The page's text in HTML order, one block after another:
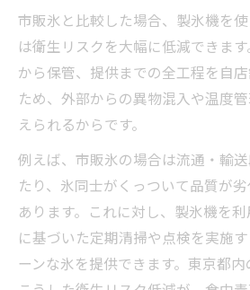
市販氷と比較した場合、製氷機を
は衛生リスクを大幅に低減できま
から保管、提供までの全工程を自
ため、外部からの異物混入や温度
えられるからです。
例えば、市販氷の場合は流通・輸
たり、氷同士がくっついて品質が
あります。これに対し、製氷機を
に基づいた定期清掃や点検を実施
ーンな氷を提供できます。東京都内